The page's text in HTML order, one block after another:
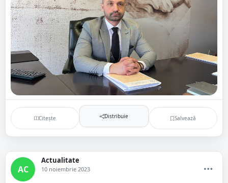
Citește Distribuie Salvează
AC
Actualitate
10 noiembrie 2023